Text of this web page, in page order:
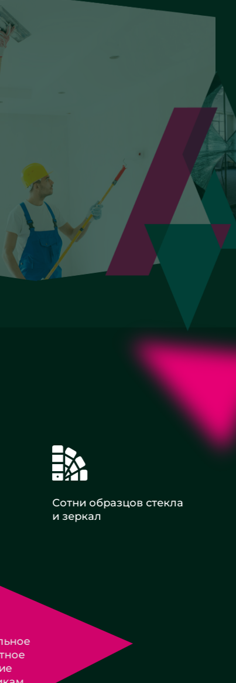
Сотни образцов стекла
и зеркал
Оплата с НДС